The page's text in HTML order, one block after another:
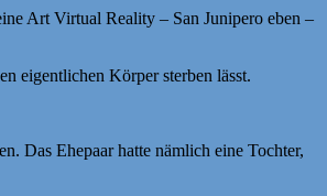
Art Virtual Reality – San Junipero eben –
eigentlichen Körper sterben lässt.
Das Ehepaar hatte nämlich eine Tochter,